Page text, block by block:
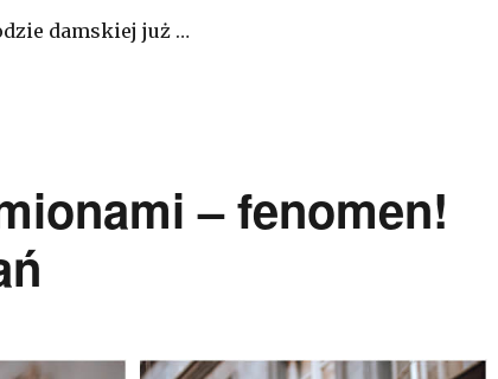
damskiej już …
– fenomen!